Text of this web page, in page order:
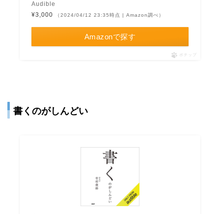
Audible
¥3,000
（2024/04/12 23:35時点 | Amazon調べ）
Amazonで探す
ポチップ
書くのがしんどい